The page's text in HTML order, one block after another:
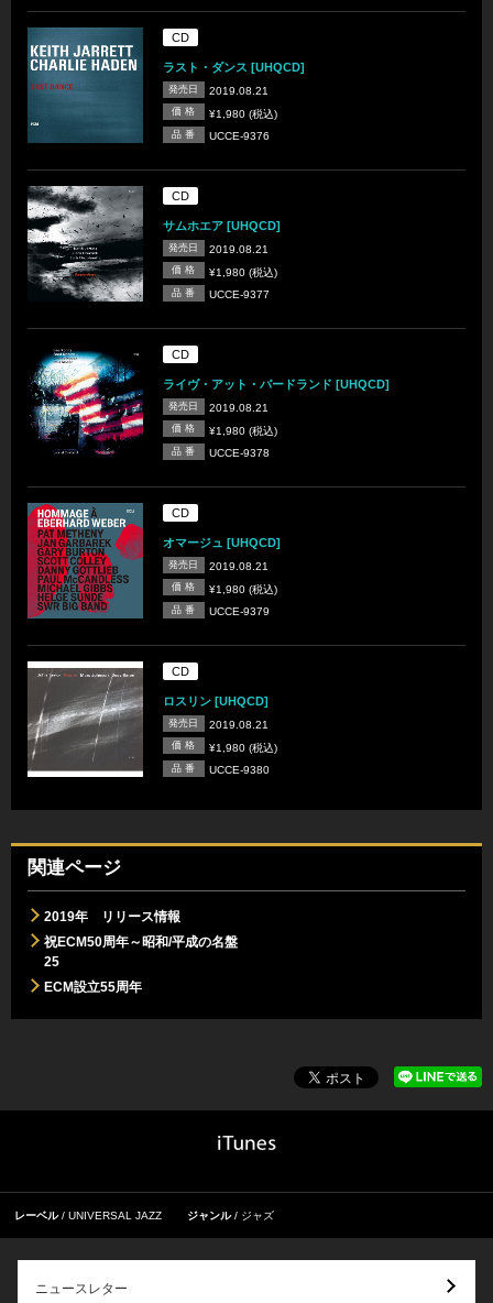
CD
ラスト・ダンス [UHQCD]
発売日 2019.08.21
価 格 ¥1,980 (税込)
品 番 UCCE-9376
CD
サムホエア [UHQCD]
発売日 2019.08.21
価 格 ¥1,980 (税込)
品 番 UCCE-9377
CD
ライヴ・アット・バードランド [UHQCD]
発売日 2019.08.21
価 格 ¥1,980 (税込)
品 番 UCCE-9378
CD
オマージュ [UHQCD]
発売日 2019.08.21
価 格 ¥1,980 (税込)
品 番 UCCE-9379
CD
ロスリン [UHQCD]
発売日 2019.08.21
価 格 ¥1,980 (税込)
品 番 UCCE-9380
関連ページ
2019年 リリース情報
祝ECM50周年～昭和/平成の名盤
25
ECM設立55周年
レーベル UNIVERSAL JAZZ ジャンル ジャズ
ニュースレター